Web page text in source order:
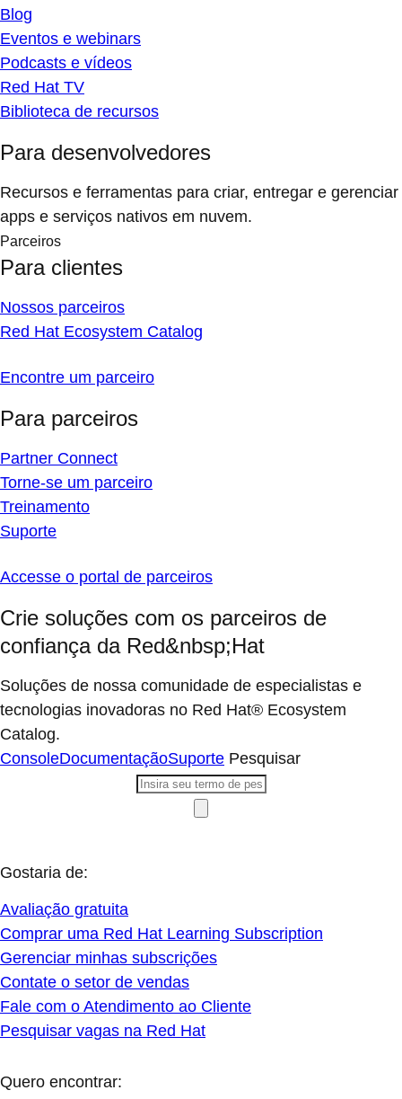
Blog
Eventos e webinars
Podcasts e vídeos
Red Hat TV
Biblioteca de recursos
Para desenvolvedores
Recursos e ferramentas para criar, entregar e gerenciar
apps e serviços nativos em nuvem.
Parceiros
Para clientes
Nossos parceiros
Red Hat Ecosystem Catalog
Encontre um parceiro
Para parceiros
Partner Connect
Torne-se um parceiro
Treinamento
Suporte
Accesse o portal de parceiros
Crie soluções com os parceiros de
confiança da Red&nbsp;Hat
Soluções de nossa comunidade de especialistas e
tecnologias inovadoras no Red Hat® Ecosystem
Catalog.
ConsoleDocumentaçãoSuporte Pesquisar
Gostaria de:
Avaliação gratuita
Comprar uma Red Hat Learning Subscription
Gerenciar minhas subscrições
Contate o setor de vendas
Fale com o Atendimento ao Cliente
Pesquisar vagas na Red Hat
Quero encontrar: